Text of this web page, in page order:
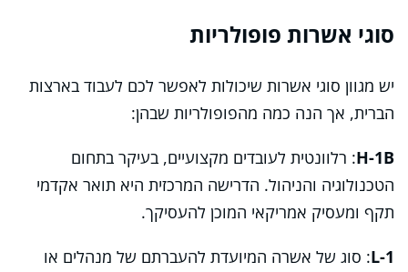
סוגי אשרות פופולריות
יש מגוון סוגי אשרות שיכולות לאפשר לכם לעבוד בארצות
הברית, אך הנה כמה מהפופולריות שבהן:
H-1B: רלוונטית לעובדים מקצועיים, בעיקר בתחום
הטכנולוגיה והניהול. הדרישה המרכזית היא תואר אקדמי
תקף ומעסיק אמריקאי המוכן להעסיקך.
L-1: סוג של אשרה המיועדת להעברתם של מנהלים או